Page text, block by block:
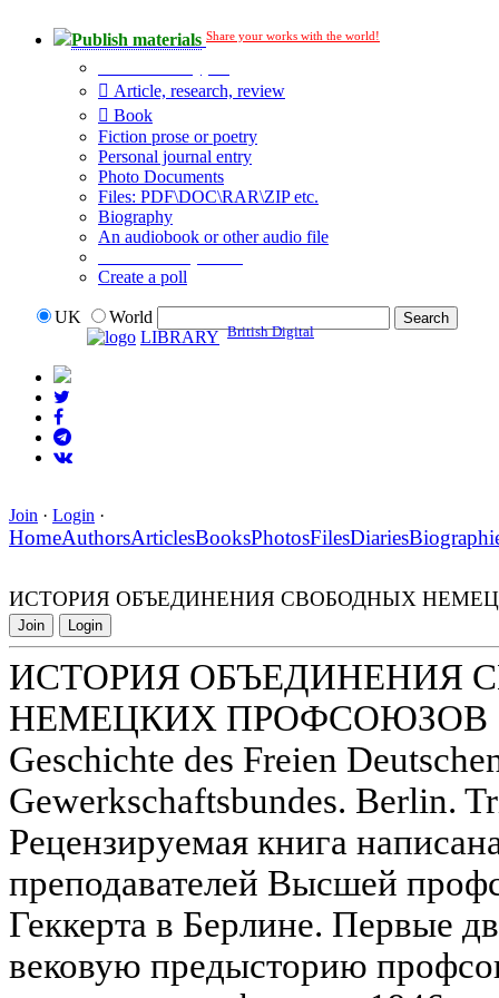
Publish materials Share your works with the world!
Article, research, review
Book
Fiction prose or poetry
Personal journal entry
Photo Documents
Files: PDF\DOC\RAR\ZIP etc.
Biography
An audiobook or other audio file
Create a poll
UK
World
LIBRARY British Digital
Join · Login ·
HomeAuthorsArticlesBooksPhotosFilesDiaries
ИСТОРИЯ ОБЪЕДИНЕНИЯ СВОБОДНЫХ
Join Login
ИСТОРИЯ ОБЪЕДИНЕНИЯ
НЕМЕЦКИХ ПРОФСОЮЗОВ
Geschichte des Freien
Gewerkschaftsbundes. Berlin.
Рецензируемая книга
преподавателей Высшей
Геккерта в Берлине. Первые
вековую предысторию